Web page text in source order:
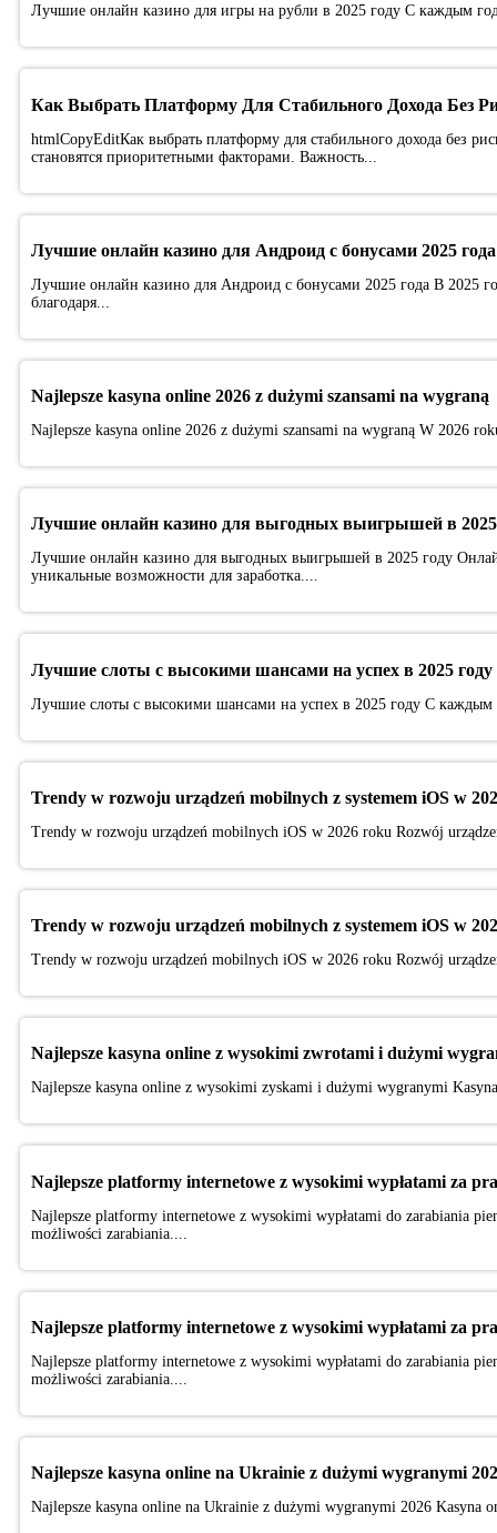
Лучшие онлайн казино для игры на рубли в 2025 году С каждым
Как Выбрать Платформу Для Стабильного Дохода Без
htmlCopyEditКак выбрать платформу для стабильного дохода без
становятся приоритетными факторами. Важность...
Лучшие онлайн казино для Андроид с бонусами 2025 года
Лучшие онлайн казино для Андроид с бонусами 2025 года В 2025
благодаря...
Najlepsze kasyna online 2026 z dużymi szansami na wygraną
Najlepsze kasyna online 2026 z dużymi szansami na wygraną W 2026
Лучшие онлайн казино для выгодных выигрышей в 2025
Лучшие онлайн казино для выгодных выигрышей в 2025 году
уникальные возможности для заработка....
Лучшие слоты с высокими шансами на успех в 2025 году
Лучшие слоты с высокими шансами на успех в 2025 году С каждым
Trendy w rozwoju urządzeń mobilnych z systemem iOS w
Trendy w rozwoju urządzeń mobilnych iOS w 2026 roku Rozwój
Trendy w rozwoju urządzeń mobilnych z systemem iOS w
Trendy w rozwoju urządzeń mobilnych iOS w 2026 roku Rozwój
Najlepsze kasyna online z wysokimi zwrotami i dużymi
Najlepsze kasyna online z wysokimi zyskami i dużymi wygranymi
Najlepsze platformy internetowe z wysokimi wypłatami za
Najlepsze platformy internetowe z wysokimi wypłatami do zarabiania
możliwości zarabiania....
Najlepsze platformy internetowe z wysokimi wypłatami za
Najlepsze platformy internetowe z wysokimi wypłatami do zarabiania
możliwości zarabiania....
Najlepsze kasyna online na Ukrainie z dużymi wygranymi
Najlepsze kasyna online na Ukrainie z dużymi wygranymi 2026 Kasyna